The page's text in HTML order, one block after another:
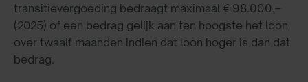
transitievergoeding bedraagt maximaal € 98.000,–
(2025) of een bedrag gelijk aan ten hoogste het loon
over twaalf maanden indien dat loon hoger is dan dat
bedrag.